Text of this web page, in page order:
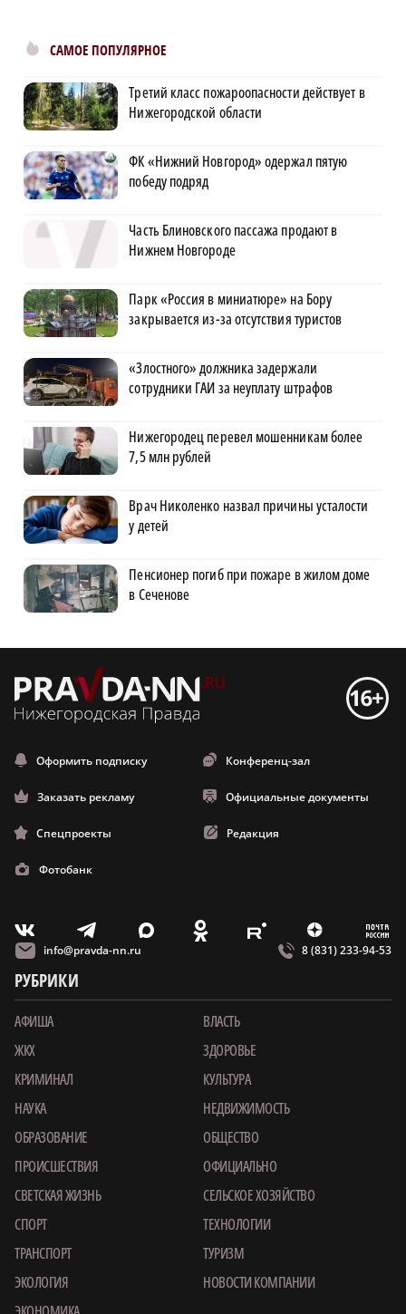
САМОЕ ПОПУЛЯРНОЕ
Третий класс пожароопасности действует в
Нижегородской области
ФК «Нижний Новгород» одержал пятую
победу подряд
Часть Блиновского пассажа продают в
Нижнем Новгороде
Парк «Россия в миниатюре» на Бору
закрывается из-за отсутствия туристов
«Злостного» должника задержали
сотрудники ГАИ за неуплату штрафов
Нижегородец перевел мошенникам более
7,5 млн рублей
Врач Николенко назвал причины усталости
у детей
Пенсионер погиб при пожаре в жилом доме
в Сеченове
Оформить подписку Конференц-зал
Заказать рекламу Официальные документы
Спецпроекты Редакция
Фотобанк
V T X O E Z m
info@pravda-nn.ru 8 (831) 233-94-53
РУБРИКИ
АФИША
ВЛАСТЬ
ЖКХ
ЗДОРОВЬЕ
КРИМИНАЛ
КУЛЬТУРА
НАУКА
НЕДВИЖИМОСТЬ
ОБРАЗОВАНИЕ
ОБЩЕСТВО
ПРОИСШЕСТВИЯ
ОФИЦИАЛЬНО
СВЕТСКАЯ ЖИЗНЬ
СЕЛЬСКОЕ ХОЗЯЙСТВО
СПОРТ
ТЕХНОЛОГИИ
ТРАНСПОРТ
ТУРИЗМ
ЭКОЛОГИЯ
НОВОСТИ КОМПАНИИ